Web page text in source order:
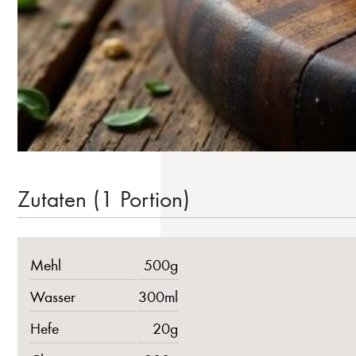
Zutaten (1 Portion)
Mehl
500g
Wasser
300ml
Hefe
20g